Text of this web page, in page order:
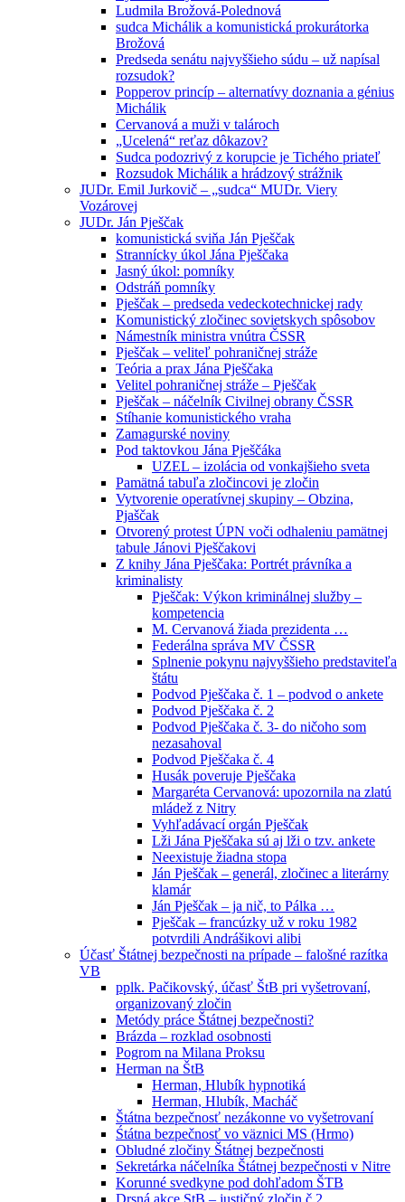
Ludmila Brožová-Polednová
sudca Michálik a komunistická prokurátorka
Brožová
Predseda senátu najvyššieho súdu – už napísal
rozsudok?
Popperov princíp – alternatívy doznania a génius
Michálik
Cervanová a muži v talároch
„Ucelená“ reťaz dôkazov?
Sudca podozrivý z korupcie je Tichého priateľ
Rozsudok Michálik a hrádzový strážnik
JUDr. Emil Jurkovič – „sudca“ MUDr. Viery
Vozárovej
JUDr. Ján Pješčak
komunistická sviňa Ján Pješčak
Strannícky úkol Jána Pješčaka
Jasný úkol: pomníky
Odstráň pomníky
Pješčak – predseda vedeckotechnickej rady
Komunistický zločinec sovietskych spôsobov
Námestník ministra vnútra ČSSR
Pješčak – veliteľ pohraničnej stráže
Teória a prax Jána Pješčaka
Velitel pohraničnej stráže – Pješčak
Pješčak – náčelník Civilnej obrany ČSSR
Stíhanie komunistického vraha
Zamagurské noviny
Pod taktovkou Jána Pješčáka
UZEL – izolácia od vonkajšieho sveta
Pamätná tabuľa zločincovi je zločin
Vytvorenie operatívnej skupiny – Obzina,
Pjaščak
Otvorený protest ÚPN voči odhaleniu pamätnej
tabule Jánovi Pješčakovi
Z knihy Jána Pješčaka: Portrét právníka a
kriminalisty
Pješčak: Výkon kriminálnej služby –
kompetencia
M. Cervanová žiada prezidenta …
Federálna správa MV ČSSR
Splnenie pokynu najvyššieho predstaviteľa
štátu
Podvod Pješčaka č. 1 – podvod o ankete
Podvod Pješčaka č. 2
Podvod Pješčaka č. 3- do ničoho som
nezasahoval
Podvod Pješčaka č. 4
Husák poveruje Pješčaka
Margaréta Cervanová: upozornila na zlatú
mládež z Nitry
Vyhľadávací orgán Pješčak
Lži Jána Pješčaka sú aj lži o tzv. ankete
Neexistuje žiadna stopa
Ján Pješčak – generál, zločinec a literárny
klamár
Ján Pješčak – ja nič, to Pálka …
Pješčak – francúzky už v roku 1982
potvrdili Andrášikovi alibi
Účasť Štátnej bezpečnosti na prípade – falošné razítka
VB
pplk. Pačikovský, účasť ŠtB pri vyšetrovaní,
organizovaný zločin
Metódy práce Štátnej bezpečnosti?
Brázda – rozklad osobnosti
Pogrom na Milana Proksu
Herman na ŠtB
Herman, Hlubík hypnotiká
Herman, Hlubík, Macháč
Štátna bezpečnosť nezákonne vo vyšetrovaní
Śtátna bezpečnosť vo väznici MS (Hrmo)
Obludné zločiny Štátnej bezpečnosti
Sekretárka náčelníka Štátnej bezpečnosti v Nitre
Korunné svedkyne pod dohľadom ŠTB
Drsná akce StB – justičný zločin č.2